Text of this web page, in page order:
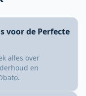
voor de Perfecte
alles over
en